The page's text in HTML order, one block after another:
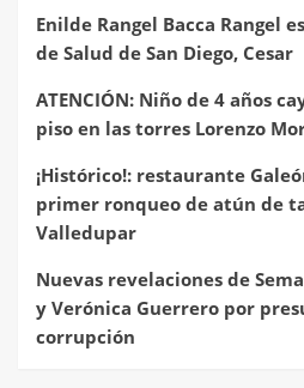
Enilde Rangel Bacca Rangel
de Salud de San Diego, Cesar
ATENCIÓN: Niño de 4 años
piso en las torres Lorenzo
¡Histórico!: restaurante
primer ronqueo de atún de
Valledupar
Nuevas revelaciones de
y Verónica Guerrero por
corrupción